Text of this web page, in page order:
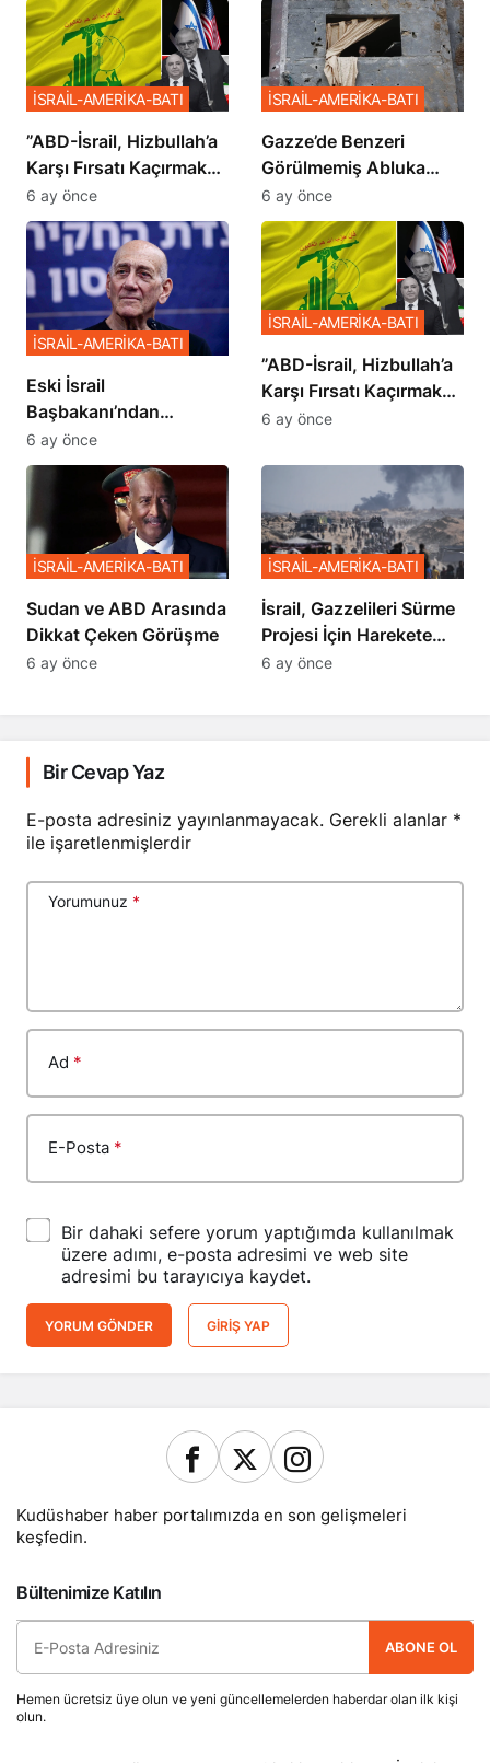
​​​​​​​”ABD-İsrail, Hizbullah’a
Karşı Fırsatı Kaçırmak
İstemiyor”
İSRAİL-AMERİKA-BATI
6 ay önce
​​​​​​​Gazze’de Benzeri
Görülmemiş Abluka
Planı
İSRAİL-AMERİKA-BATI
6 ay önce
Eski İsrail
Başbakanı’ndan
Netanyahu’ya Ağır
Sözler
İSRAİL-AMERİKA-BATI
6 ay önce
​​​​​​​”ABD-İsrail, Hizbullah’a
Karşı Fırsatı Kaçırmak
İstemiyor”
İSRAİL-AMERİKA-BATI
6 ay önce
Sudan ve ABD Arasında
Dikkat Çeken Görüşme
İSRAİL-AMERİKA-BATI
6 ay önce
İsrail, Gazzelileri Sürme
Projesi İçin Harekete
Geçti
İSRAİL-AMERİKA-BATI
6 ay önce
Bir Cevap Yaz
E-posta adresiniz yayınlanmayacak. Gerekli alanlar *
ile işaretlenmişlerdir
Yorumunuz *
Ad *
E-Posta *
Bir dahaki sefere yorum yaptığımda kullanılmak
üzere adımı, e-posta adresimi ve web site
adresimi bu tarayıcıya kaydet.
YORUM GÖNDER GIRIŞ YAP
Kudüshaber haber portalımızda en son gelişmeleri
keşfedin.
Bültenimize Katılın
ABONE OL
Hemen ücretsiz üye olun ve yeni güncellemelerden haberdar olan ilk kişi
olun.